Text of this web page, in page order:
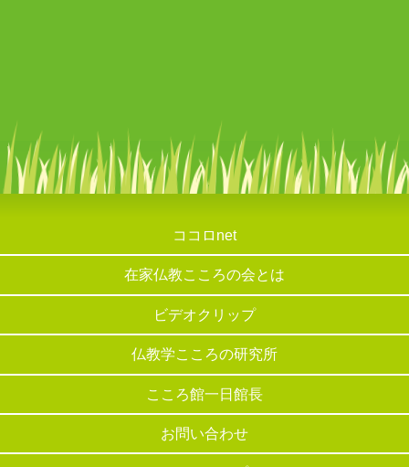
ココロnet
在家仏教こころの会とは
ビデオクリップ
仏教学こころの研究所
こころ館一日館長
お問い合わせ